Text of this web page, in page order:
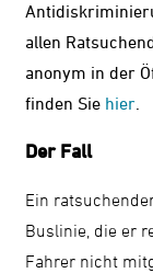
allen
anonym in der
finden Sie hier
Der Fall
Ein
Buslinie, die er
Fahrer nicht